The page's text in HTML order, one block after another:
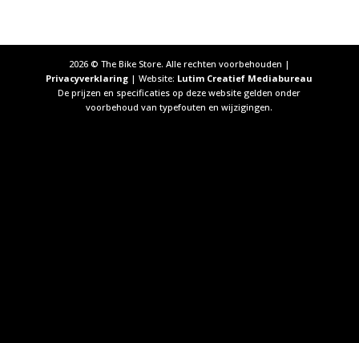
2026© The Bike Store. Alle rechten voorbehouden |
Privacyverklaring | Website: Lutim Creatief Mediabureau
De prijzen en specificaties op deze website gelden onder
voorbehoud van typefouten en wijzigingen.